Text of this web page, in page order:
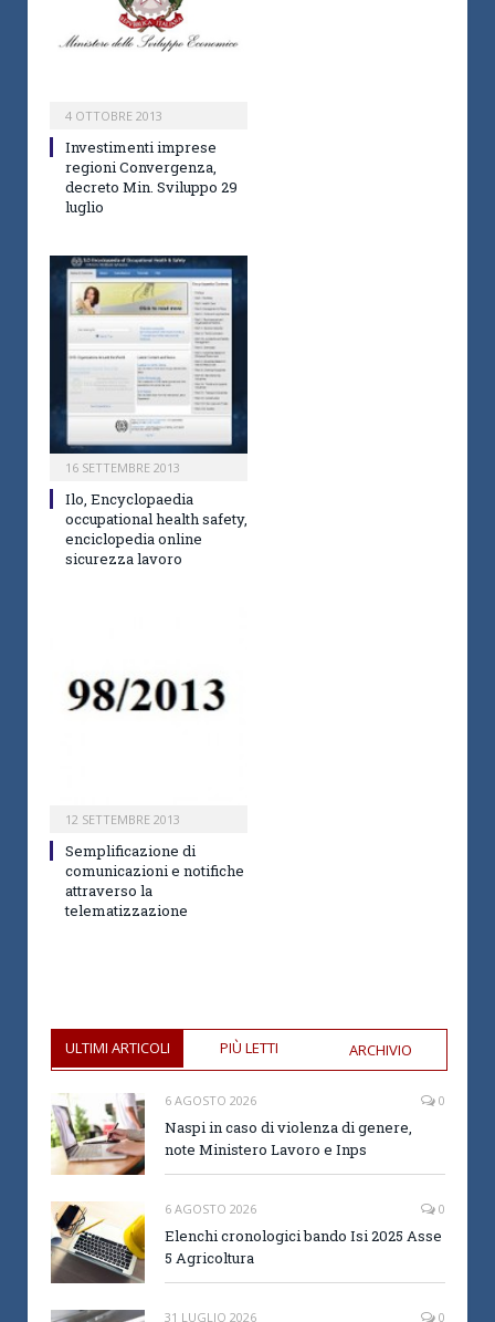
4 OTTOBRE 2013
Investimenti imprese
regioni Convergenza,
decreto Min. Sviluppo 29
luglio
16 SETTEMBRE 2013
Ilo, Encyclopaedia
occupational health safety,
enciclopedia online
sicurezza lavoro
12 SETTEMBRE 2013
Semplificazione di
comunicazioni e notifiche
attraverso la
telematizzazione
ULTIMI ARTICOLI PIÙ LETTI ARCHIVIO
6 AGOSTO 2026 0
Naspi in caso di violenza di genere,
note Ministero Lavoro e Inps
6 AGOSTO 2026 0
Elenchi cronologici bando Isi 2025 Asse
5 Agricoltura
31 LUGLIO 2026 0